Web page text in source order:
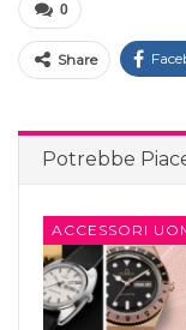
0
Share
Potrebbe
ACCESSORI